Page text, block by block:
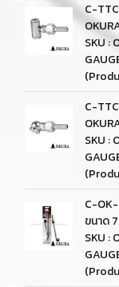
C-
SKU :
C-
SKU :
C-
ขนาด
SKU :